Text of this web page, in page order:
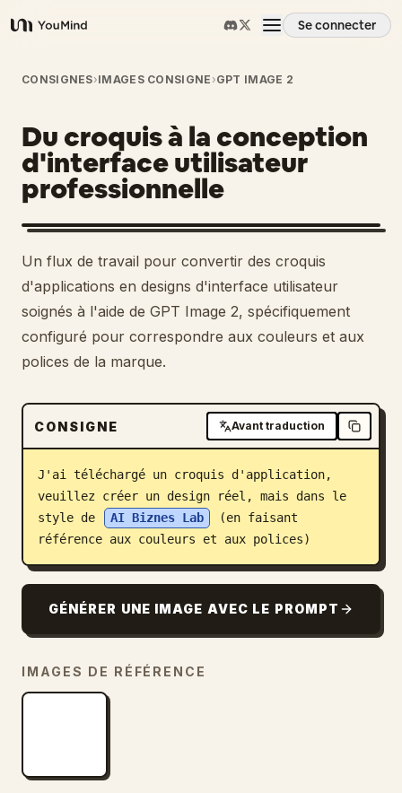
YouMind
Se connecter
Aperçu
Cas d'usage
Compétences
Invites
Tarifs
Télécharger
Blog
Mises à jour
CONSIGNES›IMAGES CONSIGNE ›GPT IMAGE 2
Du croquis à la conception
d'interface utilisateur
professionnelle
Un flux de travail pour convertir des croquis
d'applications en designs d'interface utilisateur
soignés à l'aide de GPT Image 2, spécifiquement
configuré pour correspondre aux couleurs et aux
polices de la marque.
CONSIGNE Avant traduction
J'ai téléchargé un croquis d'application,
veuillez créer un design réel, mais dans le
style de
AI Biznes Lab
(en faisant
référence aux couleurs et aux polices)
GÉNÉRER UNE IMAGE AVEC LE PROMPT
IMAGES DE RÉFÉRENCE